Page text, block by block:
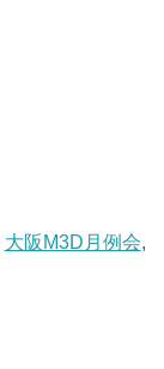
大阪M3D月例会,